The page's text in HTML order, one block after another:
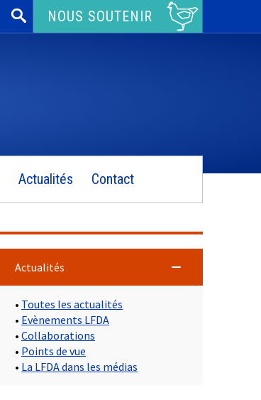
Rechercher :NOUS SOUTENIR
Actualités Contact
Actualités
• Toutes les actualités
• Evènements LFDA
• Collaborations
• Points de vue
• La LFDA dans les médias